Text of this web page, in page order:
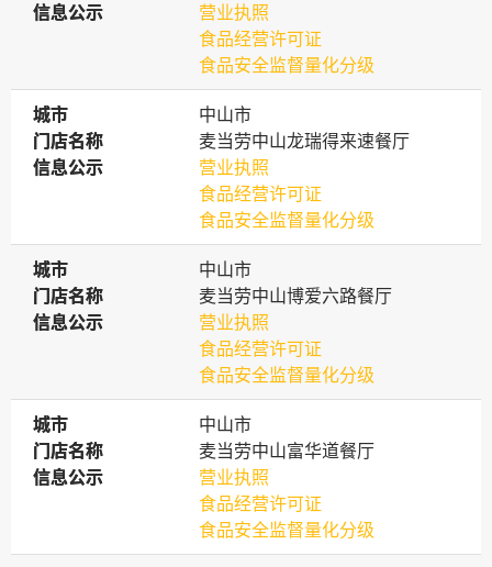
信息公示
信息公示
营业执照
食品经营许可证
食品安全监督量化分级
城市
城市
中山市
门店名称
门店名称
麦当劳中山龙瑞得来速餐厅
信息公示
信息公示
营业执照
食品经营许可证
食品安全监督量化分级
城市
城市
中山市
门店名称
门店名称
麦当劳中山博爱六路餐厅
信息公示
信息公示
营业执照
食品经营许可证
食品安全监督量化分级
城市
城市
中山市
门店名称
门店名称
麦当劳中山富华道餐厅
信息公示
信息公示
营业执照
食品经营许可证
食品安全监督量化分级